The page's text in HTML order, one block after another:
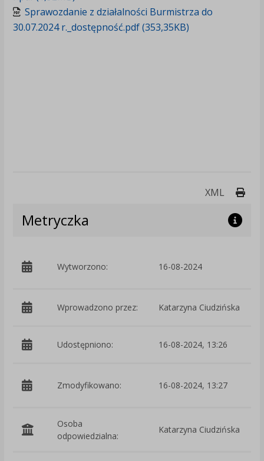
Sprawozdanie z działalności Burmistrza do
30.07.2024 r._dostępność.pdf (353,35KB)
XML
Metryczka
Wytworzono: 16-08-2024
Wprowadzono przez: Katarzyna Ciudzińska
Udostępniono: 16-08-2024, 13:26
Zmodyfikowano: 16-08-2024, 13:27
Osoba
odpowiedzialna:
Katarzyna Ciudzińska